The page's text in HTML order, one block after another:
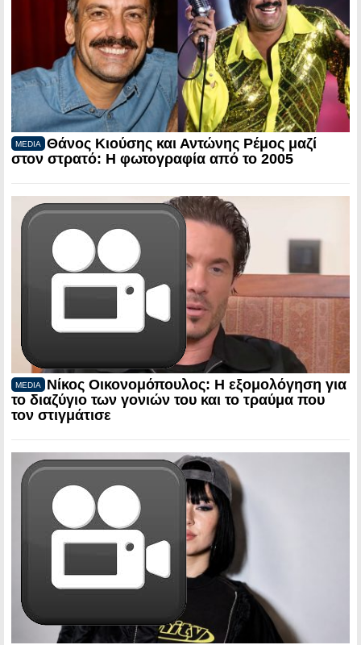
MEDIA
Θάνος Κιούσης και Αντώνης Ρέμος μαζί
στον στρατό: Η φωτογραφία από το 2005
MEDIA
Νίκος Οικονομόπουλος: Η εξομολόγηση για
το διαζύγιο των γονιών του και το τραύμα που
τον στιγμάτισε